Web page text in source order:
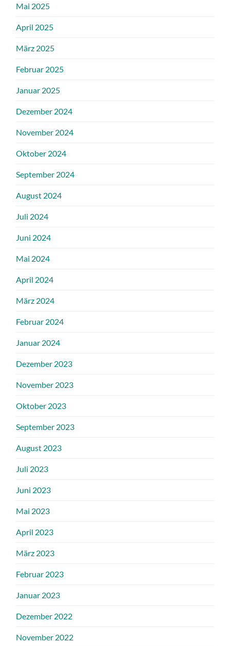
Mai 2025
April 2025
März 2025
Februar 2025
Januar 2025
Dezember 2024
November 2024
Oktober 2024
September 2024
August 2024
Juli 2024
Juni 2024
Mai 2024
April 2024
März 2024
Februar 2024
Januar 2024
Dezember 2023
November 2023
Oktober 2023
September 2023
August 2023
Juli 2023
Juni 2023
Mai 2023
April 2023
März 2023
Februar 2023
Januar 2023
Dezember 2022
November 2022